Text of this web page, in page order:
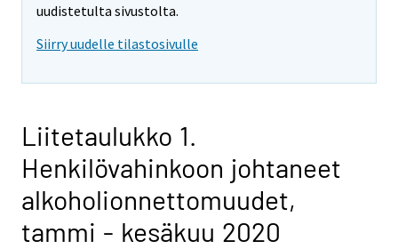
uudistetulta sivustolta.
Siirry uudelle tilastosivulle
Liitetaulukko 1.
Henkilövahinkoon johtaneet
alkoholionnettomuudet,
tammi - kesäkuu 2020